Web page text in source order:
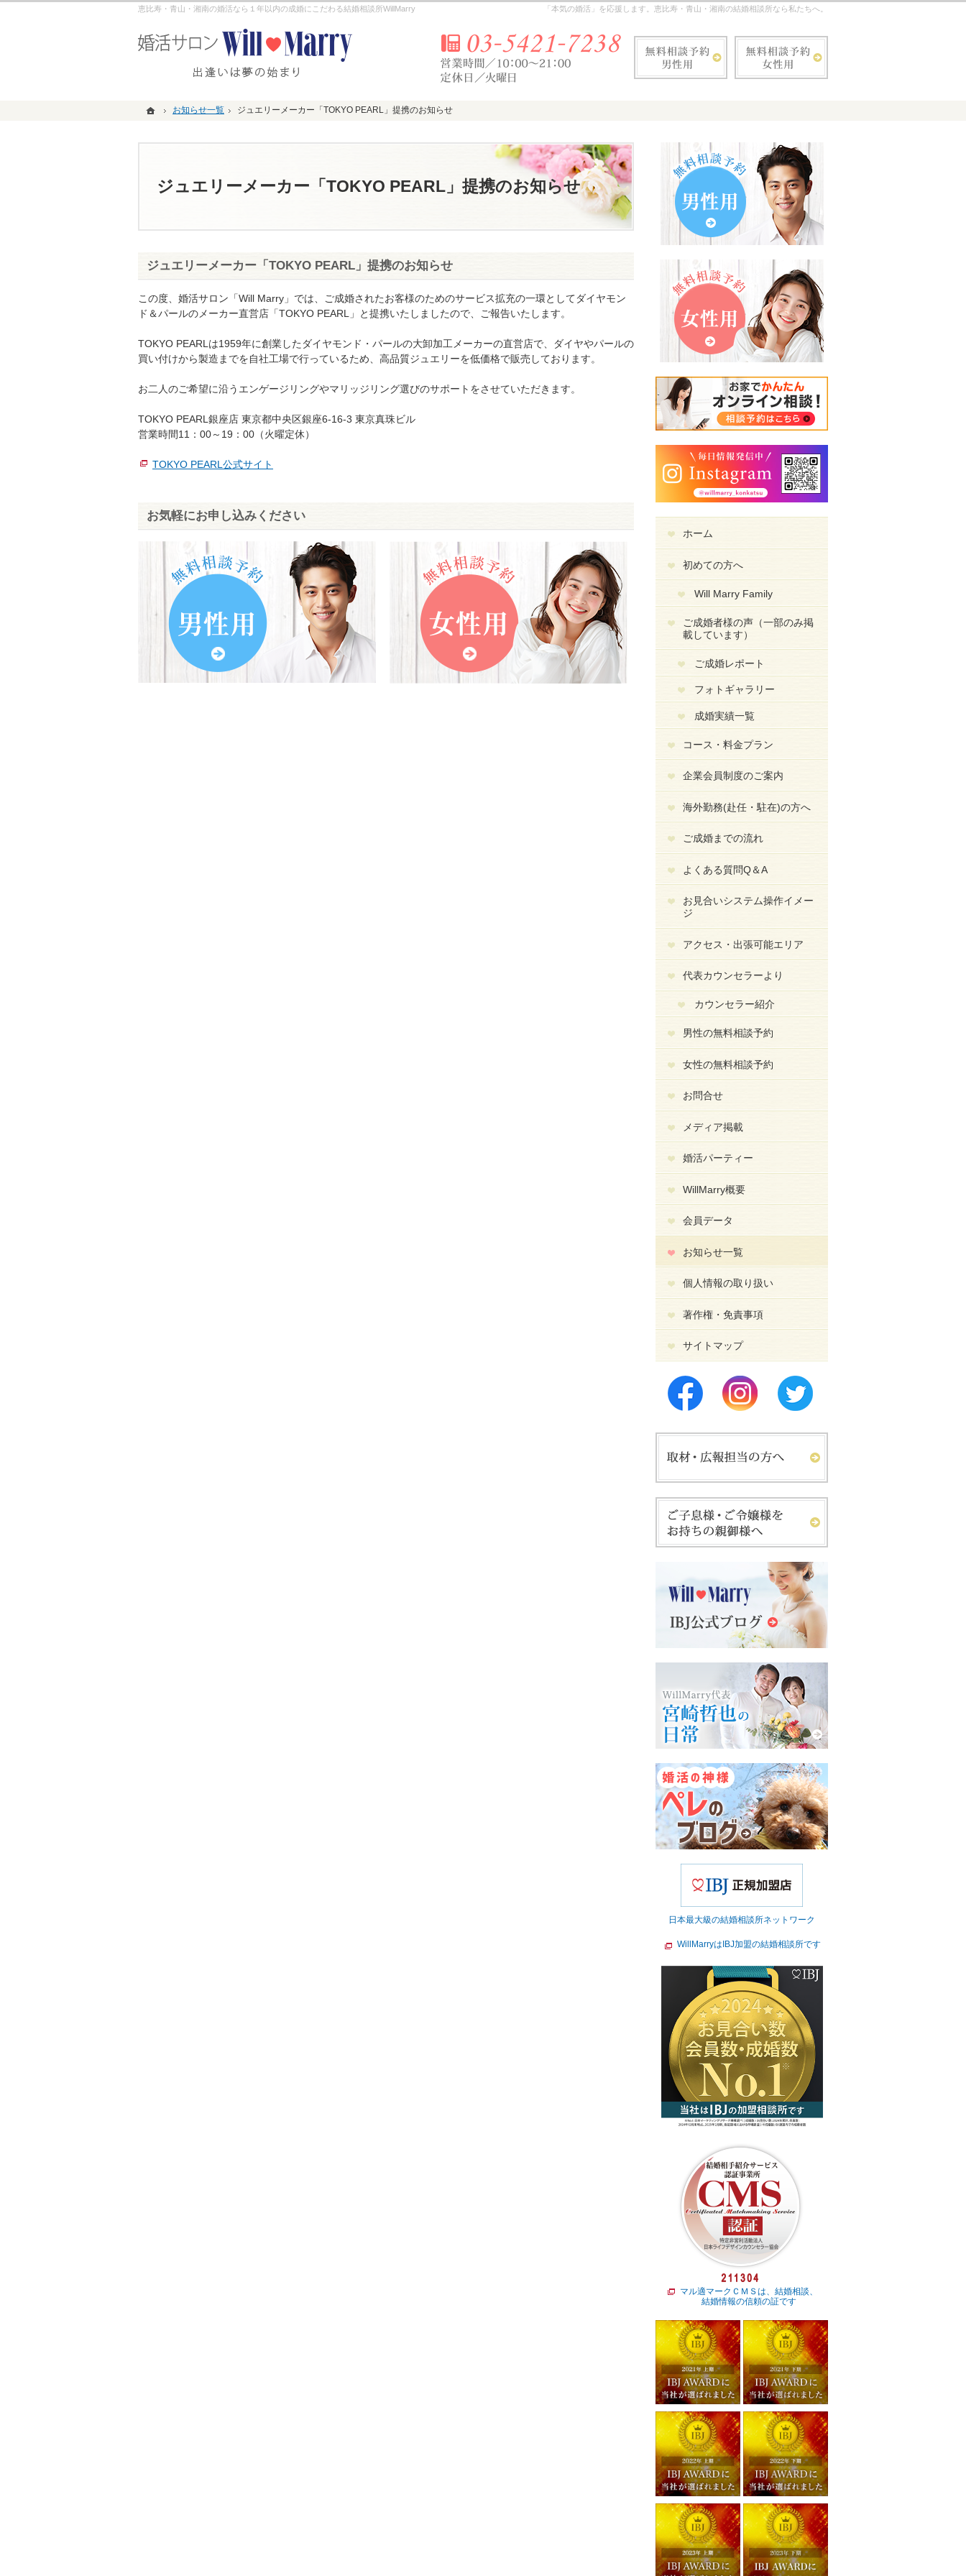
ホーム
お知らせ一覧 ジュエリーメーカー「TOKYO PEARL」提携のお知らせ
ジュエリーメーカー「TOKYO PEARL」提携のお知らせ
「本気の婚活」を応援します。恵比寿・青山・湘南の結婚相談所なら私たちへ。
恵比寿・青山・湘南の婚活なら１年以内の成婚にこだわる結婚相談所WillMarry
ジュエリーメーカー「TOKYO PEARL」提携のお知らせ
この度、婚活サロン「Will Marry」では、ご成婚されたお客様のためのサービス拡充の一環としてダイヤモン
ド＆パールのメーカー直営店「TOKYO PEARL」と提携いたしましたので、ご報告いたします。
TOKYO PEARLは1959年に創業したダイヤモンド・パールの大卸加工メーカーの直営店で、ダイヤやパールの
買い付けから製造までを自社工場で行っているため、高品質ジュエリーを低価格で販売しております。
お二人のご希望に沿うエンゲージリングやマリッジリング選びのサポートをさせていただきます。
TOKYO PEARL銀座店 東京都中央区銀座6-16-3 東京真珠ビル
営業時間11：00～19：00（火曜定休）
TOKYO PEARL公式サイト
お気軽にお申し込みください
ホーム
初めての方へ
Will Marry Family
ご成婚者様の声（一部のみ掲
載しています）
ご成婚レポート
フォトギャラリー
成婚実績一覧
コース・料金プラン
企業会員制度のご案内
海外勤務(赴任・駐在)の方へ
ご成婚までの流れ
よくある質問Q＆A
お見合いシステム操作イメー
ジ
アクセス・出張可能エリア
代表カウンセラーより
カウンセラー紹介
男性の無料相談予約
女性の無料相談予約
お問合せ
メディア掲載
婚活パーティー
WillMarry概要
会員データ
お知らせ一覧
個人情報の取り扱い
著作権・免責事項
サイトマップ
日本最大級の結婚相談所ネットワーク
WillMarryはIBJ加盟の結婚相談所です
マル適マークＣＭＳは、結婚相談、
結婚情報の信頼の証です
お気軽にお問合せ・ご相談ください！
無料相談予約男性用
ホーム
お知らせ一覧 ジュエリーメーカー「TOKYO PEARL」提携のお知らせ